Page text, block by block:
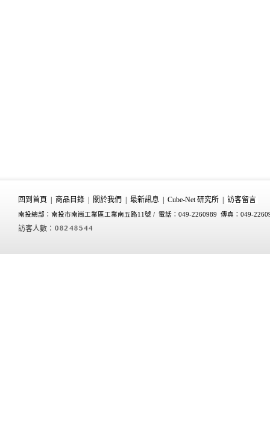
回到首頁 商品目錄 關於我們 最新訊息 Cube-Net 研究所 訪客留言
南投總部：南投市南崗工業區工業南五路11號 / 電話：049-2260989 傳真：049-
訪客人數：